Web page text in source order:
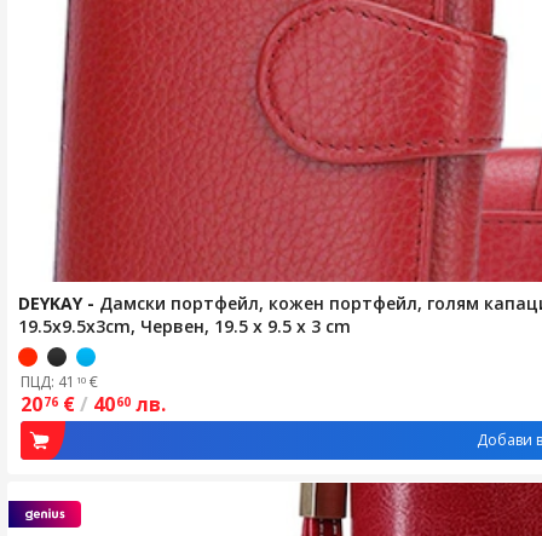
DEYKAY- Дамски портфейл, кожен портфейл, голям
19.5x9.5x3cm, Червен, 19.5 x 9.5 x 3 cm
ПЦД: 41 10 €
2076 €/ 4060 лв.
Добави